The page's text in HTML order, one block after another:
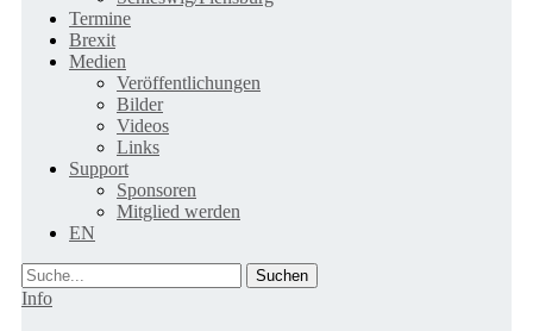
Termine
Brexit
Medien
Veröffentlichungen
Bilder
Videos
Links
Support
Sponsoren
Mitglied werden
EN
Suche
Info